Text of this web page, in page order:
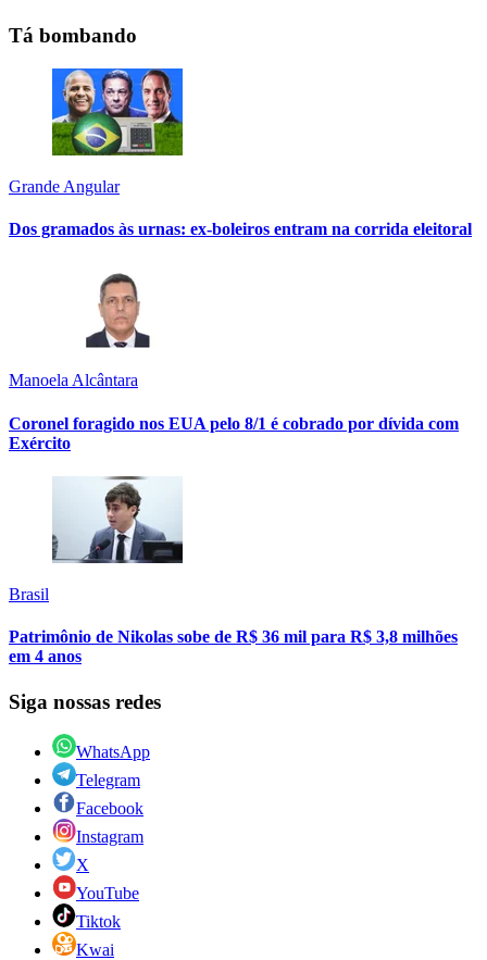
Tá bombando
Grande Angular
Dos gramados às urnas: ex-boleiros entram na corrida eleitoral
Manoela Alcântara
Coronel foragido nos EUA pelo 8/1 é cobrado por dívida com
Exército
Brasil
Patrimônio de Nikolas sobe de R$ 36 mil para R$ 3,8 milhões
em 4 anos
Siga nossas redes
WhatsApp
Telegram
Facebook
Instagram
X
YouTube
Tiktok
Kwai